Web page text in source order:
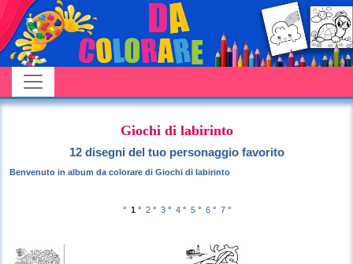
Giochi di labirinto
12 disegni del tuo personaggio favorito
Benvenuto in album da colorare di Giochi di labirinto
° 1 ° 2° 3° 4° 5° 6° 7°